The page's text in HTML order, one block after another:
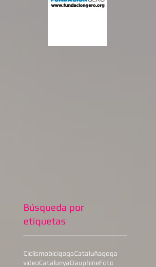
Búsqueda por
etiquetas
CiclismobicigogaCataluñagoga
videoCatalunyaDauphineFoto